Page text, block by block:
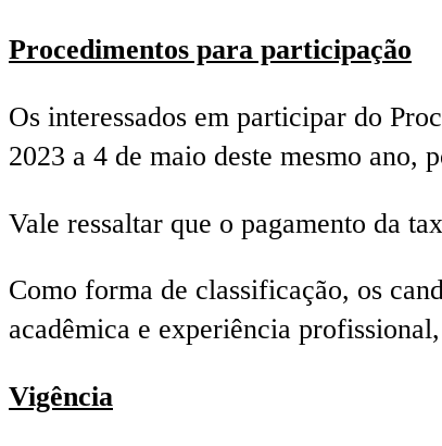
Procedimentos para participação
Os interessados em participar do
2023 a 4 de maio deste mesmo ano,
Vale ressaltar que o pagamento da
Como forma de classificação, os
acadêmica e experiência
Vigência